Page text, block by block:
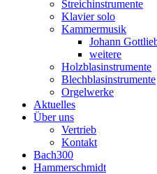
Streichinstrumente
Klavier solo
Kammermusik
Johann
weitere
Holzblasinstrumente
Blechblasinstrumente
Orgelwerke
Aktuelles
Über uns
Vertrieb
Kontakt
Bach300
Hammerschmidt